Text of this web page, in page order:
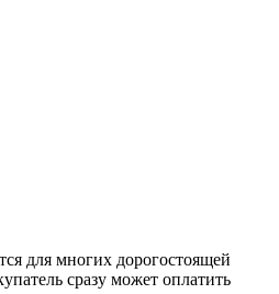
для многих дорогостоящей
сразу может оплатить